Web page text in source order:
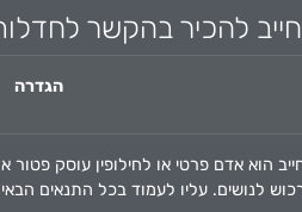
להכיר בהקשר
הגדרה
הוא אדם פרטי או לחילופין עוסק פטור
לנושים. עליו לעמוד בכל התנאים